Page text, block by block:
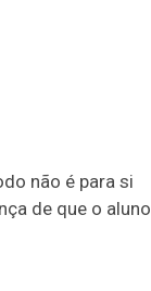
não é para si
de que o aluno